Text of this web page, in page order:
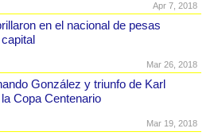
Apr 7, 2018
en el nacional de pesas
Mar 26, 2018
González y triunfo de Karl
Copa Centenario
Mar 19, 2018